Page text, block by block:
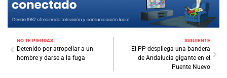
NO TE PIERDAS
Detenido por atropellar a un
hombre y darse a la fuga
SIGUIENTE
El PP despliega una bandera
de Andalucía gigante en el
Puente Nuevo